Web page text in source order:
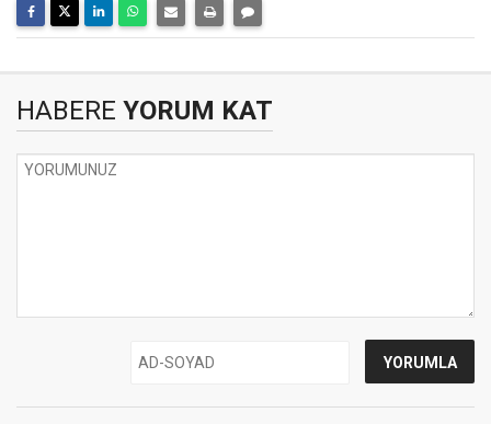
HABERE YORUM KAT